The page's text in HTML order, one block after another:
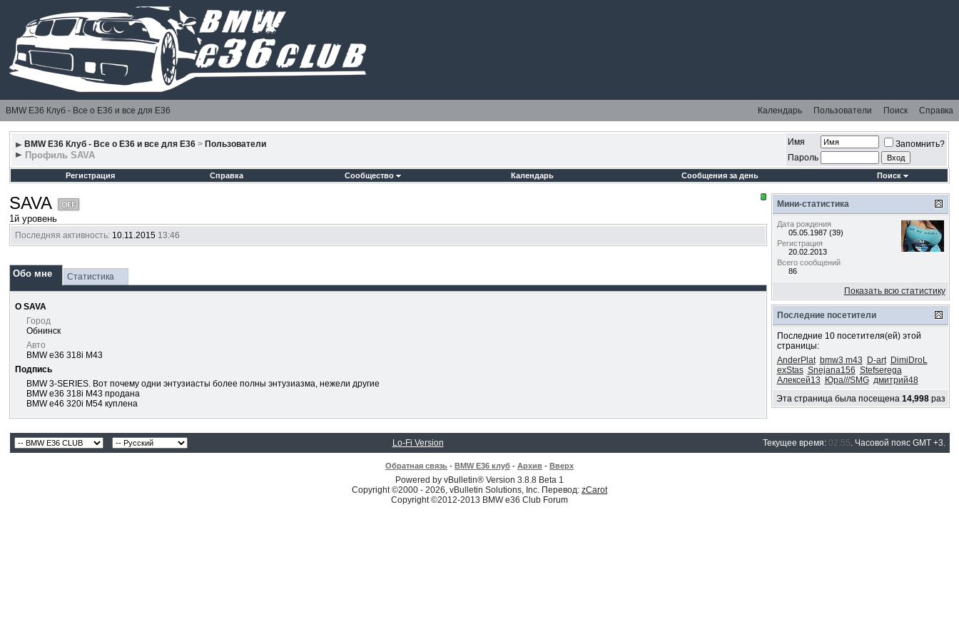
BMW E36 Клуб - Все о Е36 и все для Е36 Календарь Пользователи Поиск Справка
BMW E36 Клуб - Все о Е36 и все для Е36 > Пользователи
Профиль SAVA
Имя
Запомнить?
Пароль
Регистрация Справка Сообщество Календарь Сообщения за день Поиск
SAVA
1й уровень
Последняя активность: 10.11.2015 13:46
Обо мне Статистика
О SAVA
Город
Обнинск
Авто
BMW e36 318i M43
Подпись
BMW 3-SERIES. Вот почему одни энтузиасты более полны энтузиазма, нежели другие
BMW e36 318i M43 продана
BMW e46 320i M54 куплена
Мини-статистика
Дата рождения
05.05.1987 (39)
Регистрация
20.02.2013
Всего сообщений
86
Показать всю статистику
Последние посетители
Последние 10 посетителя(ей) этой
страницы:
AnderPlat bmw3 m43 D-art
DimiDroL
exStas Snejana156 Stefserega
Алексей13
Юра///SMG дмитрий48
Эта страница была посещена 14,998раз
Lo-Fi Version Текущее время: 02:55. Часовой пояс GMT +3.
Обратная связь - BMW E36 клуб - Архив - Вверх
Powered by vBulletin® Version 3.8.8 Beta 1
Copyright ©2000 - 2026, vBulletin Solutions, Inc. Перевод: zCarot
Copyright ©2012-2013 BMW e36 Club Forum